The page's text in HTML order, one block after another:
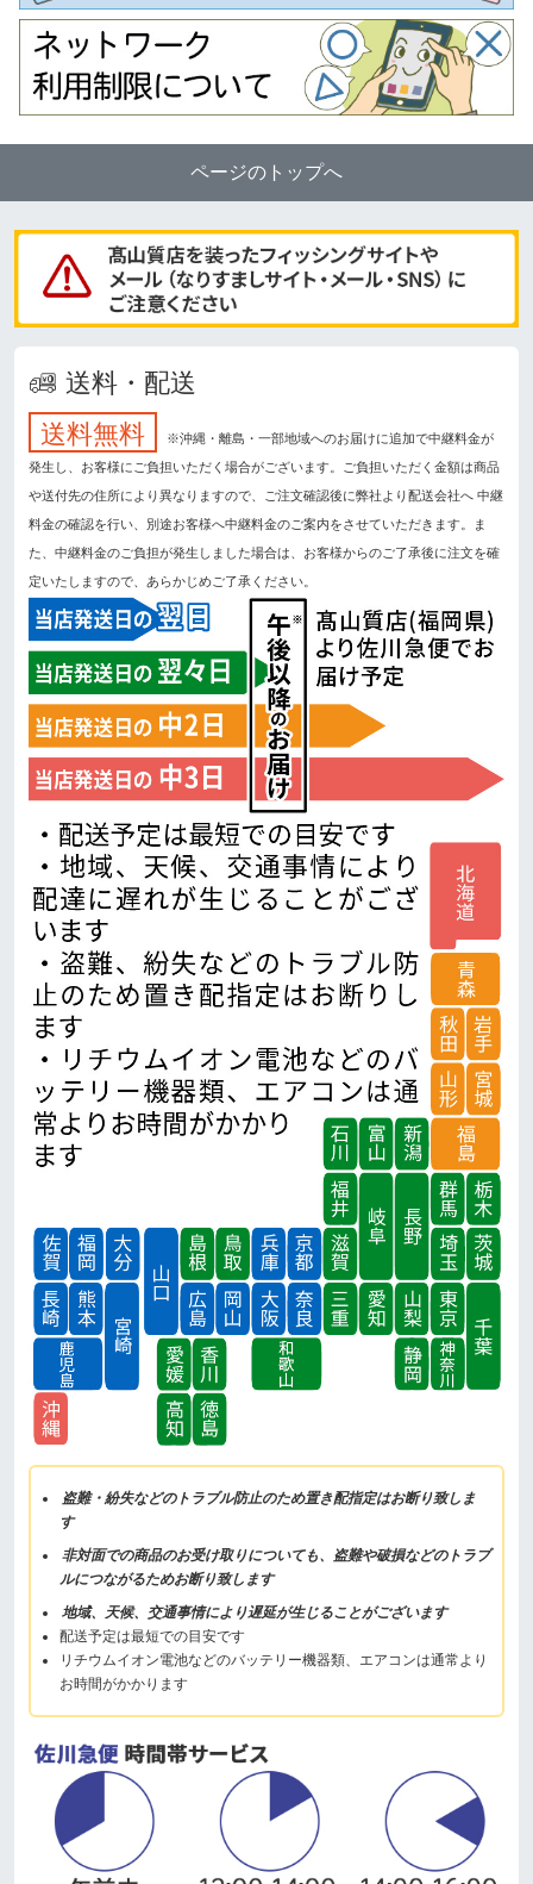
ページのトップへ
送料・配送
送料無料
※沖縄・離島・一部地域へのお届けに追加で中継料金が
発生し、お客様にご負担いただく場合がございます。ご負担いただく金額は商品
や送付先の住所により異なりますので、ご注文確認後に弊社より配送会社へ 中継
料金の確認を行い、別途お客様へ中継料金のご案内をさせていただきます。ま
た、中継料金のご負担が発生しました場合は、お客様からのご了承後に注文を確
定いたしますので、あらかじめご了承ください。
盗難・紛失などのトラブル防止のため置き配指定はお断り致しま
す
非対面での商品のお受け取りについても、盗難や破損などのトラブ
ルにつながるためお断り致します
地域、天候、交通事情により遅延が生じることがございます
配送予定は最短での目安です
リチウムイオン電池などのバッテリー機器類、エアコンは通常より
お時間がかかります